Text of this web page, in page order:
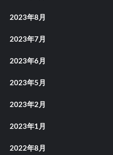
2023年8月
2023年7月
2023年6月
2023年5月
2023年2月
2023年1月
2022年8月